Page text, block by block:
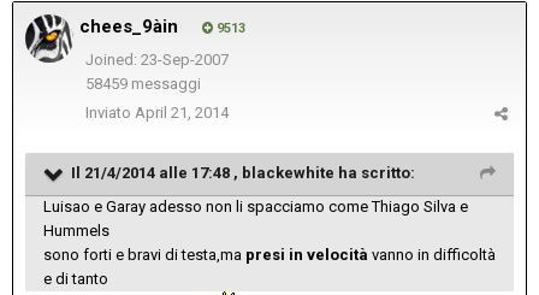
chees_9àin 9513
Joined: 23-Sep-2007
58459 messaggi
Inviato April 21, 2014
Il 21/4/2014 alle 17:48 , blackewhite ha scritto:
Luisao e Garay adesso non li spacciamo come Thiago Silva e
Hummels
sono forti e bravi di testa,ma presi in velocità vanno in difficoltà
e di tanto